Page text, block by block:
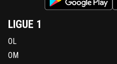
LIGUE 1
OL
OM